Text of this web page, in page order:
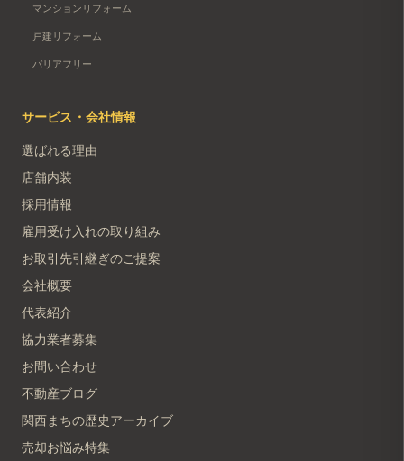
マンションリフォーム
戸建リフォーム
バリアフリー
サービス・会社情報
選ばれる理由
店舗内装
採用情報
雇用受け入れの取り組み
お取引先引継ぎのご提案
会社概要
代表紹介
協力業者募集
お問い合わせ
不動産ブログ
関西まちの歴史アーカイブ
売却お悩み特集